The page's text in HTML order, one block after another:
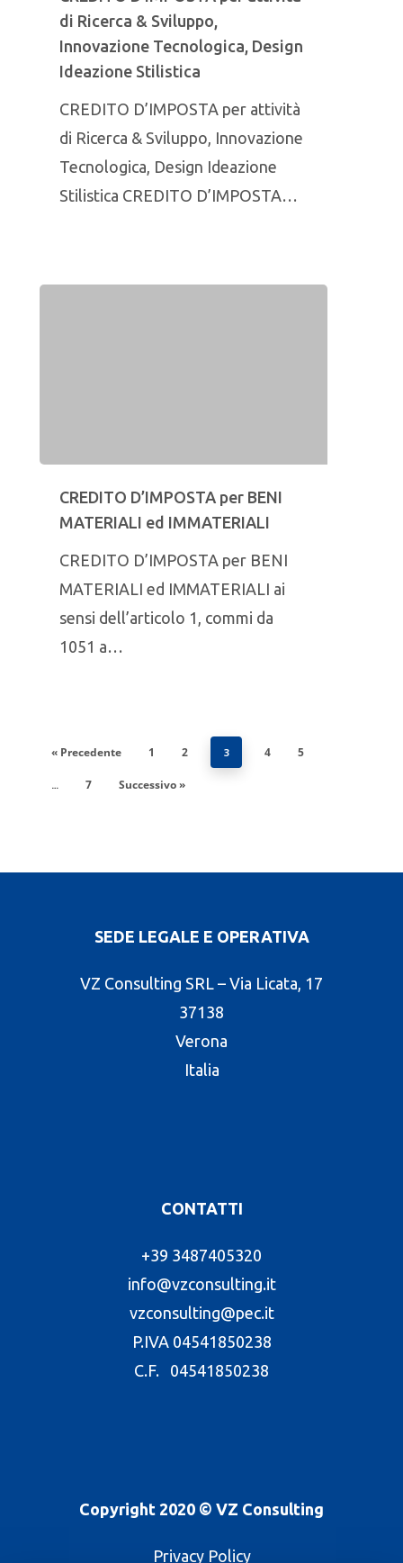
di Ricerca & Sviluppo,
Innovazione Tecnologica, Design
Ideazione Stilistica
CREDITO D’IMPOSTA per attività
di Ricerca & Sviluppo, Innovazione
Tecnologica, Design Ideazione
Stilistica CREDITO D’IMPOSTA…
CREDITO D’IMPOSTA per BENI
MATERIALI ed IMMATERIALI
CREDITO D’IMPOSTA per BENI
MATERIALI ed IMMATERIALI ai
sensi dell’articolo 1, commi da
1051 a…
« Precedente 1 2 3 4 5
… 7 Successivo »
SEDE LEGALE E OPERATIVA
VZ Consulting SRL – Via Licata, 17
37138
Verona
Italia
CONTATTI
+39 3487405320
info@vzconsulting.it
vzconsulting@pec.it
P.IVA 04541850238
C.F. 04541850238
Copyright 2020 © VZ Consulting
Privacy Policy